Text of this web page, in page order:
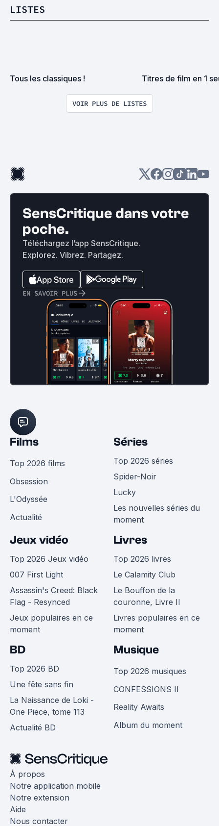
LISTES
Tous les classiques ! Titres de film en 1
VOIR PLUS DE LISTES
SensCritique dans votre
poche.
Téléchargez l’app SensCritique.
Explorez. Vibrez. Partagez.
EN SAVOIR PLUS
Films
Top 2026 films
Obsession
L'Odyssée
Actualité
Séries
Top 2026 séries
Spider-Noir
Lucky
Les nouvelles séries du
moment
Jeux vidéo
Top 2026 Jeux vidéo
007 First Light
Assassin's Creed: Black
Flag - Resynced
Jeux populaires en ce
moment
Livres
Top 2026 livres
Le Calamity Club
Le Bouffon de la
couronne, Livre II
Livres populaires en ce
moment
BD
Top 2026 BD
Une fête sans fin
La Naissance de Loki -
One Piece, tome 113
Actualité BD
Musique
Top 2026 musiques
CONFESSIONS II
Reality Awaits
Album du moment
À propos
Notre application mobile
Notre extension
Aide
Nous contacter